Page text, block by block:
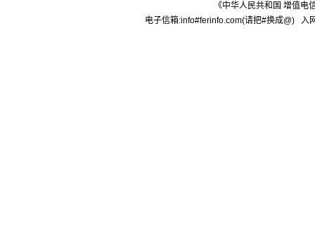
《中华人民共和国 增值电
电子信箱:info#ferinfo.com(请把#换成@)